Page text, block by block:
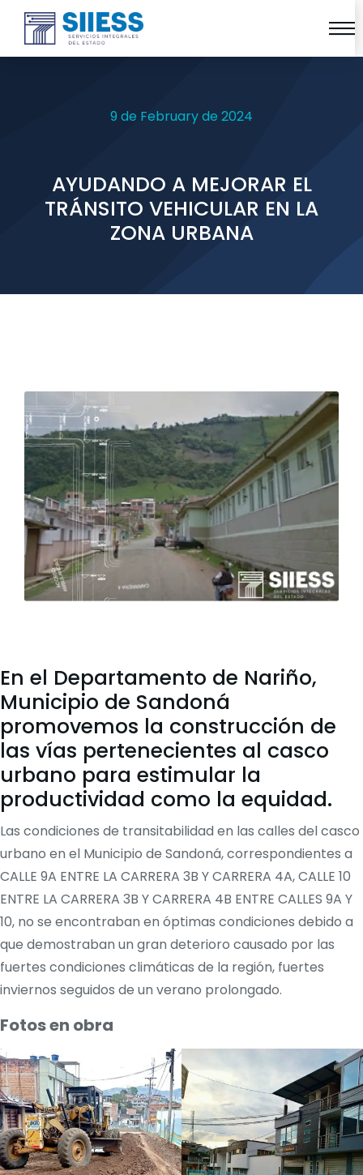
9 de February de 2024
AYUDANDO A MEJORAR EL
TRÁNSITO VEHICULAR EN LA
ZONA URBANA
En el Departamento de Nariño,
Municipio de Sandoná
promovemos la construcción de
las vías pertenecientes al casco
urbano para estimular la
productividad como la equidad.
Las condiciones de transitabilidad en las calles del casco
urbano en el Municipio de Sandoná, correspondientes a
CALLE 9A ENTRE LA CARRERA 3B Y CARRERA 4A, CALLE 10
ENTRE LA CARRERA 3B Y CARRERA 4B ENTRE CALLES 9A Y
10, no se encontraban en óptimas condiciones debido a
que demostraban un gran deterioro causado por las
fuertes condiciones climáticas de la región, fuertes
inviernos seguidos de un verano prolongado.
Fotos en obra